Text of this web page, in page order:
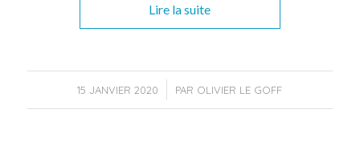
Lire la suite
15 JANVIER 2020
/ PAR OLIVIER LE GOFF